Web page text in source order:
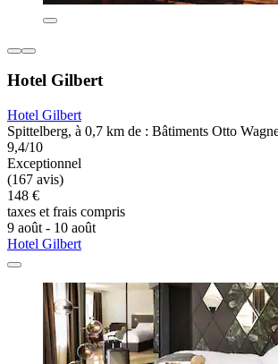
Hotel Gilbert
Hotel Gilbert
Spittelberg, à 0,7 km de : Bâtiments Otto
9,4/10
Exceptionnel
(167 avis)
148 €
taxes et frais compris
9 août - 10 août
Hotel Gilbert